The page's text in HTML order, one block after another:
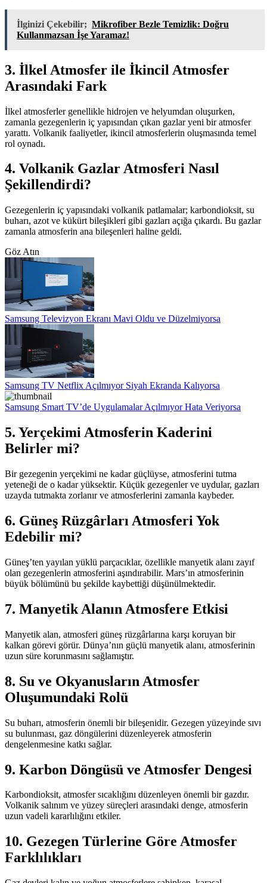
İlginizi Çekebilir; Mikrofiber Bezle Temizlik: Doğru
Kullanmazsan İşe Yaramaz!
3. İlkel Atmosfer ile İkincil Atmosfer
Arasındaki Fark
İlkel atmosferler genellikle hidrojen ve helyumdan oluşurken,
zamanla gezegenlerin iç yapısından çıkan gazlar yeni bir atmosfer
yarattı. Volkanik faaliyetler, ikincil atmosferlerin oluşmasında temel
rol oynadı.
4. Volkanik Gazlar Atmosferi Nasıl
Şekillendirdi?
Gezegenlerin iç yapısındaki volkanik patlamalar; karbondioksit, su
buharı, azot ve kükürt bileşikleri gibi gazları açığa çıkardı. Bu gazlar
zamanla atmosferin ana bileşenleri haline geldi.
Göz Atın
Samsung Televizyon Ekranı Mavi Oldu ve Düzelmiyorsa
Samsung TV Netflix Açılmıyor Siyah Ekranda Kalıyorsa
Samsung Smart TV’de Uygulamalar Açılmıyor Hata Veriyorsa
5. Yerçekimi Atmosferin Kaderini
Belirler mi?
Bir gezegenin yerçekimi ne kadar güçlüyse, atmosferini tutma
yeteneği de o kadar yüksektir. Küçük gezegenler ve uydular, gazları
uzayda tutmakta zorlanır ve atmosferlerini zamanla kaybeder.
6. Güneş Rüzgârları Atmosferi Yok
Edebilir mi?
Güneş’ten yayılan yüklü parçacıklar, özellikle manyetik alanı zayıf
olan gezegenlerin atmosferini aşındırabilir. Mars’ın atmosferinin
büyük bölümünü bu şekilde kaybettiği düşünülmektedir.
7. Manyetik Alanın Atmosfere Etkisi
Manyetik alan, atmosferi güneş rüzgârlarına karşı koruyan bir
kalkan görevi görür. Dünya’nın güçlü manyetik alanı, atmosferinin
uzun süre korunmasını sağlamıştır.
8. Su ve Okyanusların Atmosfer
Oluşumundaki Rolü
Su buharı, atmosferin önemli bir bileşenidir. Gezegen yüzeyinde sıvı
su bulunması, gaz döngülerini düzenleyerek atmosferin
dengelenmesine katkı sağlar.
9. Karbon Döngüsü ve Atmosfer Dengesi
Karbondioksit, atmosfer sıcaklığını düzenleyen önemli bir gazdır.
Volkanik salınım ve yüzey süreçleri arasındaki denge, atmosferin
uzun vadeli kararlılığını etkiler.
10. Gezegen Türlerine Göre Atmosfer
Farklılıkları